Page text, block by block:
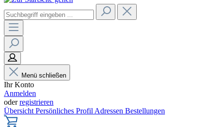
Menü schließen
Ihr Konto
Anmelden
oderregistrieren
Übersicht Persönliches Profil Adressen Bestellungen